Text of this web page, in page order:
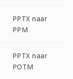
PPTX naar
PPM
PPTX naar
POTM